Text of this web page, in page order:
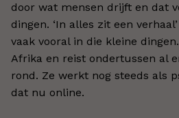
door wat mensen drijft en dat
dingen. ‘In alles zit een
vaak vooral in die kleine
Afrika en reist ondertussen al
rond. Ze werkt nog steeds als
dat nu online.